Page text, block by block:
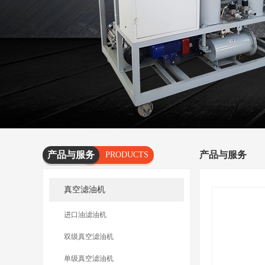
产品与服务
PRODUCTS
真空滤油机
进口油滤油机
双级真空滤油机
单级真空滤油机
产品与服务